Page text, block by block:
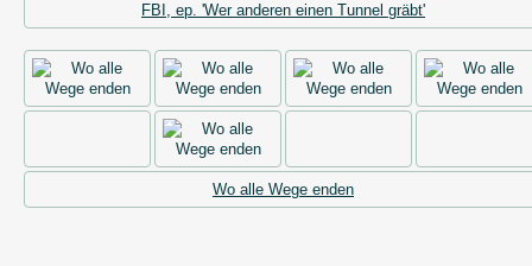
FBI, ep. 'Wer anderen einen Tunnel gräbt'
Wo alle Wege enden